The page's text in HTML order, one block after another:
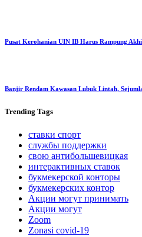
Pusat Kerohanian UIN IB Harus Rampung
Banjir Rendam Kawasan Lubuk Lintah,
Trending Tags
ставки спорт
службы поддержки
свою антибольшевицкая
интерактивных ставок
букмекерской конторы
букмекерских контор
Акции могут принимать
Акции могут
Zoom
Zonasi covid-19